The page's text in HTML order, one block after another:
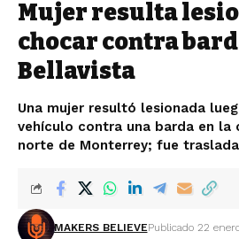
Mujer resulta
chocar contra
Bellavista
Una mujer resultó lesionada
vehículo contra una barda en la
norte de Monterrey; fue
MAKERS BELIEVEPublicado 22